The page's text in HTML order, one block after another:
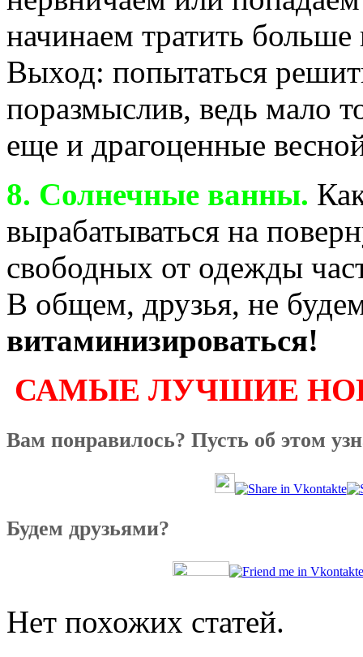
начинаем тратить
Выход: попытаться
поразмыслив, ведь мало
еще и драгоценные
8. Солнечные ванны.
вырабатываться на
свободных от одежды
В общем, друзья, не
витаминизироваться!
САМЫЕ ЛУЧШИЕ
Вам понравилось? Пусть об этом
Будем друзьями?
Нет похожих статей.